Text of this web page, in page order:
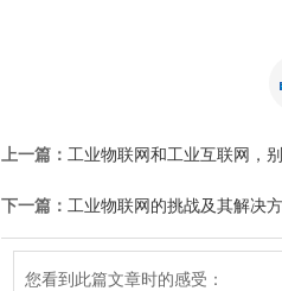
上一篇： 工业物联网和工业互联网，
下一篇： 工业物联网的挑战及其解决
您看到此篇文章时的感受：